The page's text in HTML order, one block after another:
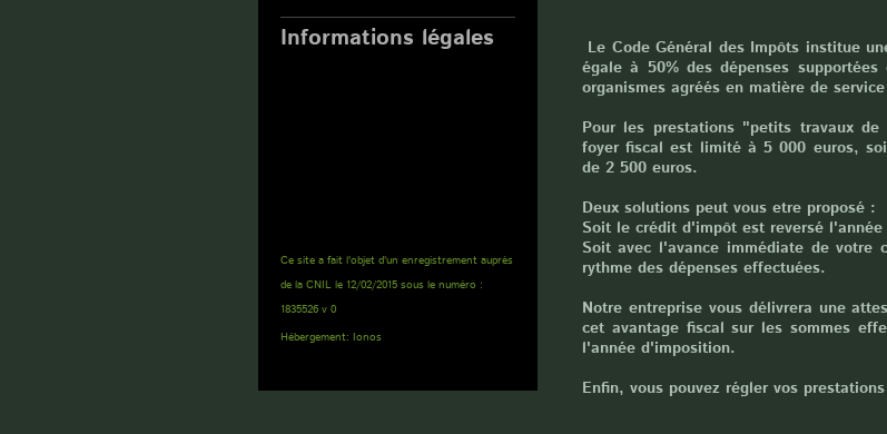
Le Code Général des Impôts institue
égale à 50% des dépenses
organismes agréés en matière de
Pour les prestations "petits travaux
foyer fiscal est limité à 5 000 euros,
de 2 500 euros.
Deux solutions peut vous etre proposé :
Soit le crédit d'impôt est reversé
Soit avec l'avance immédiate de votre
rythme des dépenses effectuées.
Notre entreprise vous délivrera une
cet avantage fiscal sur les sommes
l'année d'imposition.
Enfin, vous pouvez régler vos
Informations légales
Ce site a fait l'objet d'un enregistrement auprès
de la CNIL le 12/02/2015 sous le numéro :
1835526 v 0
Hébergement: Ionos